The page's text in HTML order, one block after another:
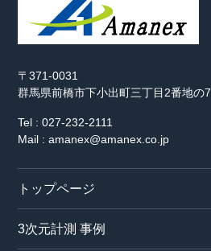
〒371-0031
群馬県前橋市下小出町三丁目2番地の7
Tel : 027-232-2111
Mail : amanex@amanex.co.jp
トップページ
3次元計測 事例